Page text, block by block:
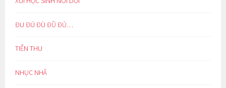
ĐU ĐÚ ĐÙ ĐŨ ĐỦ…
TIỄN THU
NHỤC NHÃ